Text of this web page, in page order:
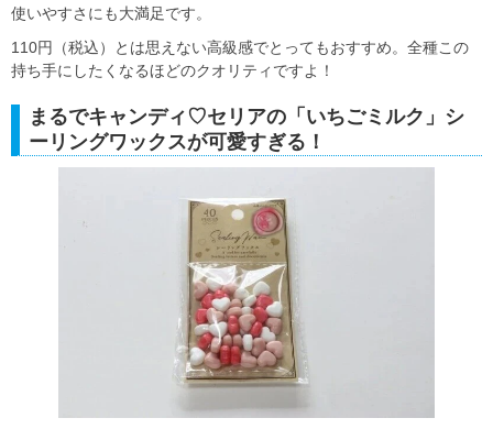
使いやすさにも大満足です。
110円（税込）とは思えない高級感でとってもおすすめ。全種この
持ち手にしたくなるほどのクオリティですよ！
まるでキャンディ♡セリアの「いちごミルク」シ
ーリングワックスが可愛すぎる！